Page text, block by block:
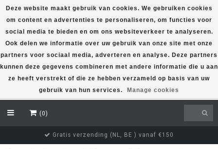
(0)
Gratis verzending (NL, BE ) vanaf €150
Deze website maakt gebruik van cookies. We gebruiken cookies
om content en advertenties te personaliseren, om functies voor
social media te bieden en om ons websiteverkeer te analyseren.
Ook delen we informatie over uw gebruik van onze site met onze
partners voor sociaal media, adverteren en analyse. Deze partners
kunnen deze gegevens combineren met andere informatie die u aan
ze heeft verstrekt of die ze hebben verzameld op basis van uw
gebruik van hun services.
Manage cookies